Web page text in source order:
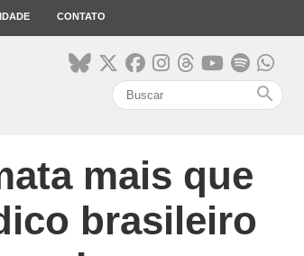
CONTATO
search
mais que
brasileiro